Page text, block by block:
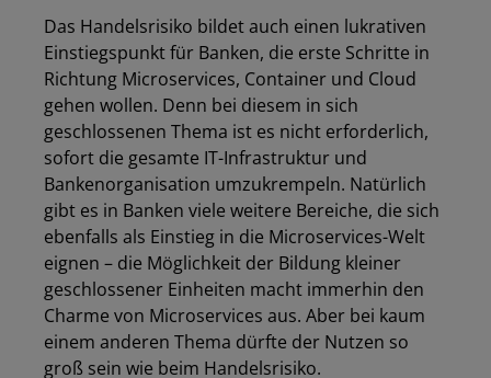
Das Handelsrisiko bildet auch einen lukrativen
Einstiegspunkt für Banken, die erste Schritte in
Richtung Microservices, Container und Cloud
gehen wollen. Denn bei diesem in sich
geschlossenen Thema ist es nicht erforderlich,
sofort die gesamte IT-Infrastruktur und
Bankenorganisation umzukrempeln. Natürlich
gibt es in Banken viele weitere Bereiche, die sich
ebenfalls als Einstieg in die Microservices-Welt
eignen – die Möglichkeit der Bildung kleiner
geschlossener Einheiten macht immerhin den
Charme von Microservices aus. Aber bei kaum
einem anderen Thema dürfte der Nutzen so
groß sein wie beim Handelsrisiko.